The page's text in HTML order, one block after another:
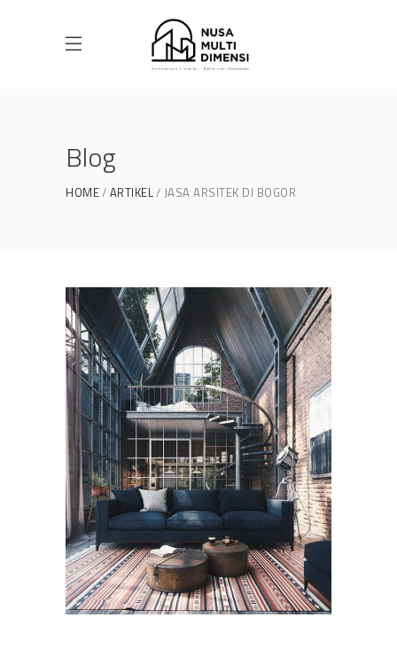
Blog
HOME ARTIKEL JASA ARSITEK DI BOGOR